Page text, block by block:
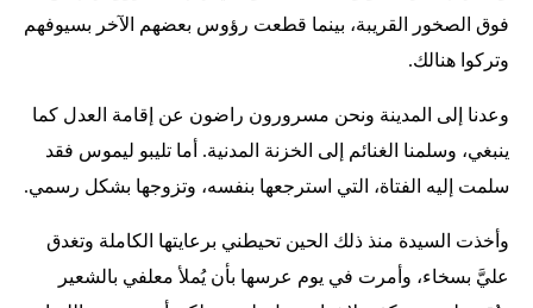
فوق الصخور القريبة، بينما قطعت رؤوس بعضهم الآخر بسيوفهم
وتركوا هنالك.
وعدنا إلى المدينة ونحن مسرورون راضون عن إقامة العدل كما
ينبغي، وسلمنا الغنائم إلى الخزنة المدنية. أما تليبو ليموس فقد
سلمت إليه الفتاة، التي استرجعها بنفسه، وتزوجها بشكل رسمي.
وأخذت السيدة منذ ذلك الحين تحيطني برعايتها الكاملة وتغدق
عليَّ بسخاء، وأمرت في يوم عرسها بأن يُملأ معلفي بالشعير